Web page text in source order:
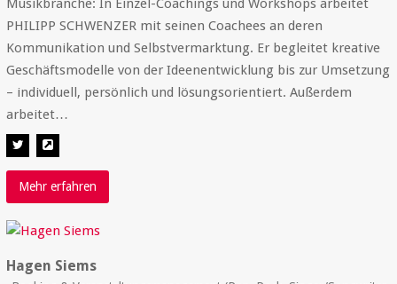
Musikbranche: In Einzel-Coachings und Workshops arbeitet
PHILIPP SCHWENZER mit seinen Coachees an deren
Kommunikation und Selbstvermarktung. Er begleitet kreative
Geschäftsmodelle von der Ideenentwicklung bis zur Umsetzung
– individuell, persönlich und lösungsorientiert. Außerdem
arbeitet…
Mehr erfahren
Hagen Siems